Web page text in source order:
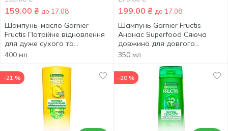
159.00 ₴ до 17.08
Шампунь-масло Garnier
Fructis Потрійне відновлення
для дуже сухого та
пошкодженого волосся
400 мл
199.00 ₴ до 17.08
Шампунь Garnier Fructis
Ананас Superfood Сяюча
довжина для довгого
тьмяного волосся 350мл
350 мл
-21 % -20 %